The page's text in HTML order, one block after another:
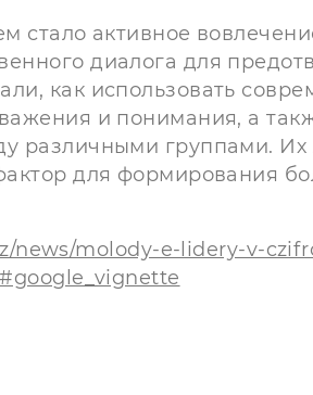
стало активное
диалога для
как использовать
и понимания, а
различными группами. Их
для формирования
news/molody-e-lidery-v-